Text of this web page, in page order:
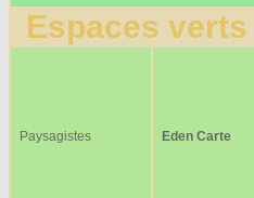
Espaces verts
Paysagistes Eden Carte